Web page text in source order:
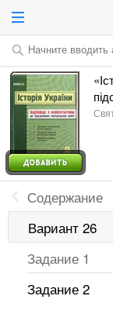
Начните вводить
Содержание
Вариант 26
Задание 1
Задание 2